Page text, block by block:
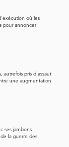
où les
pour annoncer
autrefois pris d'assaut
une augmentation
ses jambons
la guerre des